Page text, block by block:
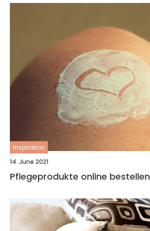
inspiration
14. June 2021
Pflegeprodukte online bestellen